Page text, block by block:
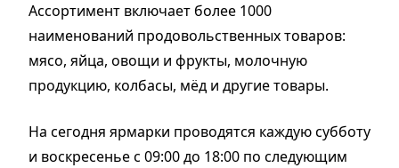
Ассортимент включает более 1000
наименований продовольственных товаров:
мясо, яйца, овощи и фрукты, молочную
продукцию, колбасы, мёд и другие товары.
На сегодня ярмарки проводятся каждую субботу
и воскресенье с 09:00 до 18:00 по следующим